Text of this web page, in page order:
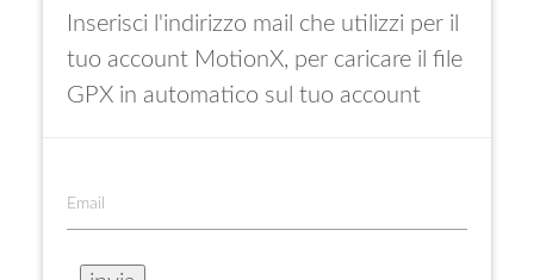
Inserisci l'indirizzo mail che utilizzi per il
tuo account MotionX, per caricare il file
GPX in automatico sul tuo account
Email